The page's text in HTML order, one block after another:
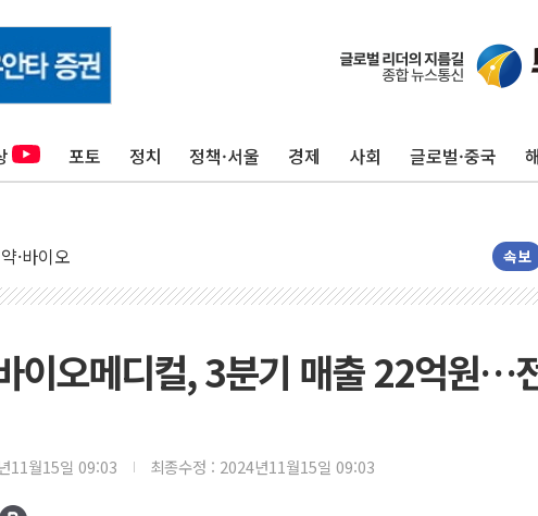
포토 정치 정책·서울 경제 사회 글로벌·중국
·바이오 속보
이오메디컬, 3분기 매출 22억원…
11월15일 09:03 최종수정 : 2024년11월15일 09:03